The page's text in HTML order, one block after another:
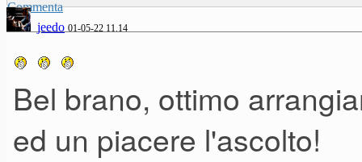
Commenta
jeedo 01-05-22 11.14
Bel brano, ottimo
ed un piacere l'ascolto!